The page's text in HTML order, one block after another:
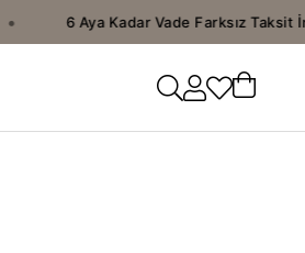
6 Aya Kadar Vade Farksız Taksit